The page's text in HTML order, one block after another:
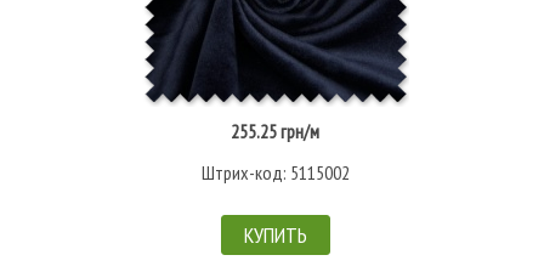
255.25 грн/м
Штрих-код: 5115002
КУПИТЬ